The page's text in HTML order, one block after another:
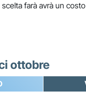
scelta farà avrà un
ottobre